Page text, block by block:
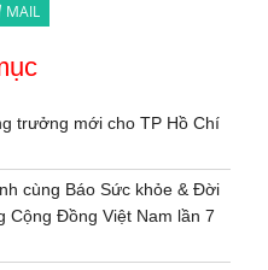
MAIL
trưởng mới cho TP Hồ Chí
cùng Báo Sức khỏe & Đời
Cộng Đồng Việt Nam lần 7